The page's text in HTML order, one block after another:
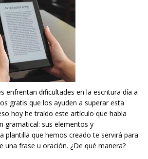
enfrentan dificultades en la escritura día a
gratis que los ayuden a superar esta
hoy he traído este artículo que habla
gramatical: sus elementos y
plantilla que hemos creado te servirá para
una frase u oración. ¿De qué manera?